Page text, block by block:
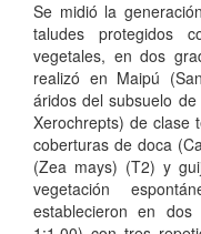
Se midió la
taludes protegidos
vegetales, en dos
realizó en Maipú
áridos del subsuelo
Xerochrepts) de clase
coberturas de doca
(Zea mays) (T2) y
vegetación
establecieron en